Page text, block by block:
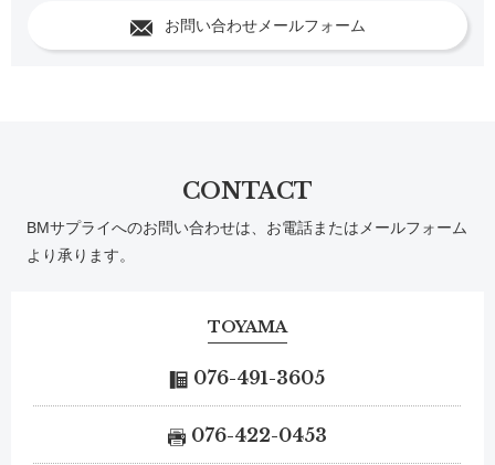
お問い合わせメールフォーム
CONTACT
BMサプライへのお問い合わせは、お電話またはメールフォーム
より承ります。
TOYAMA
076-491-3605
076-422-0453